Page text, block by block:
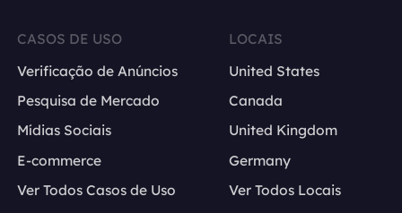
CASOS DE USO
Verificação de Anúncios
Pesquisa de Mercado
Mídias Sociais
E-commerce
Ver Todos Casos de Uso
LOCAIS
United States
Canada
United Kingdom
Germany
Ver Todos Locais